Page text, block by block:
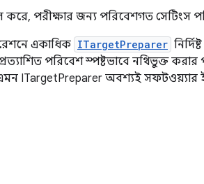
পরীক্ষার জন্য পরিবেশগত সেটিংস
একাধিক ITargetPreparer
পরিবেশ স্পষ্টভাবে নথিভুক্ত করার
ITargetPreparer অবশ্যই সফটওয়্যার